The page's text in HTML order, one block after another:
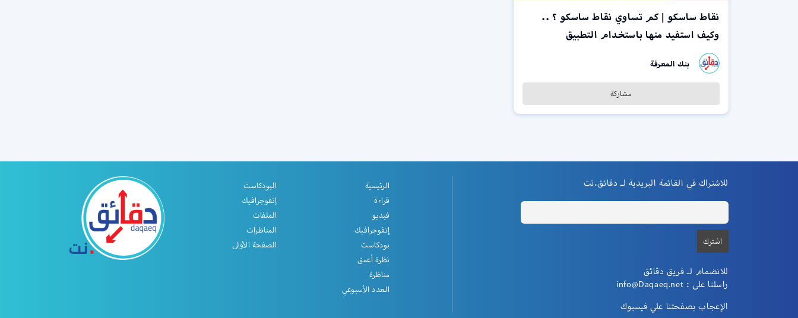
نقاط ساسكو | كم تساوي نقاط ساسكو ؟ ..
وكيف استفيد منها باستخدام التطبيق
بنك المعرفة
مشاركة
للاشتراك في القائمة البريدية لـ دقائق.نت
للانضمام لـ فريق دقائق
راسلنا على : info@Daqaeq.net
الإعجاب بصفحتنا علي فيسبوك
الرئيسية
قراءة
فيديو
إنفوجرافيك
بودكاست
نظرة أعمق
مناظرة
العدد الأسبوعي
البودكاست
إنفوجرافيك
الملفات
المناظرات
الصفحة الأولى